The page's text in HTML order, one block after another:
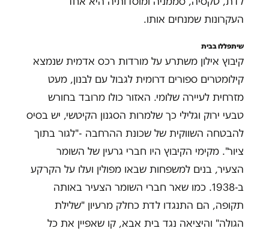
העקרונות שמנחים אותו.
שיתפללו בבית
קיבוץ אילון משתרע על מורדות רכס אדמית שנמצא
קילומטרים ספורים דרומית לגבול עם לבנון, מעט
מזרחית לעיירה שלומי. האזור כולו מרובד בחורש
טבעי ירוק וגלילי כך שלמרות הסגנון הקיטשי, יש בסיס
להבטחה השווקית של שכונת ההרחבה -"לגור בתוך
ציור". מקימי הקיבוץ היו חברי גרעין של השומר
הצעיר, בנים למשפחות שבאו מפולין ועלו על הקרקע
ב-1938. כמו שאר חברי השומר הצעיר באותה
תקופה, הם התנגדו לדת כחלק מרעיון "שלילת
הגולה" והיציאה נגד בית אבא, קו שאפיין את כל